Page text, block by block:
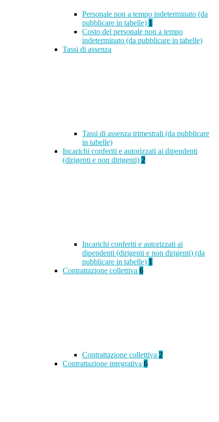
Personale non a tempo indeterminato (da
pubblicare in tabelle) 1
Costo del personale non a tempo
indeterminato (da pubblicare in tabelle)
Tassi di assenza
Tassi di assenza trimestrali (da pubblicare
in tabelle)
Incarichi conferiti e autorizzati ai dipendenti
(dirigenti e non dirigenti) 2
Incarichi conferiti e autorizzati ai
dipendenti (dirigenti e non dirigenti) (da
pubblicare in tabelle) 1
Contrattazione collettiva 6
Contrattazione collettiva 2
Contrattazione integrativa 6